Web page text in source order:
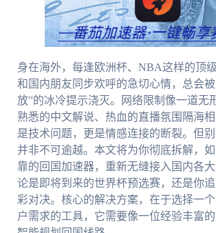
身在海外，每逢欧洲杯、NBA这样的顶
和国内朋友同步欢呼的急切心情，总会
放”的冰冷提示浇灭。网络限制像一道无
熟悉的中文解说、热血的直播氛围隔海
是技术问题，更是情感连接的断裂。但
并非不可逾越。本文将为你彻底拆解，
靠的回国加速器，重新无缝接入国内各
论是即将到来的世界杯预选赛，还是你
彩对决。核心的解决方案，在于选择一
户需求的工具，它需要像一位经验丰富